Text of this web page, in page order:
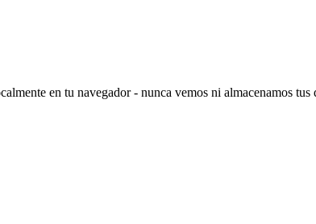
en tu navegador - nunca vemos ni almacenamos tus